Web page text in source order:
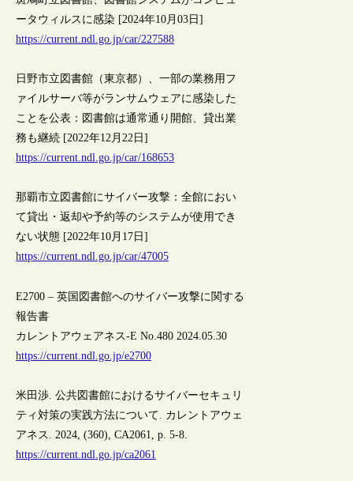
ータウィルスに感染 [2024年10月03日]
https://current.ndl.go.jp/car/227588
日野市立図書館（東京都）、一部の業務用フ
ァイルサーバ等がランサムウェアに感染した
ことを公表：図書館は通常通り開館、貸出業
務も継続 [2022年12月22日]
https://current.ndl.go.jp/car/168653
那覇市立図書館にサイバー攻撃：全館におい
て貸出・返却や予約等のシステムが使用でき
ない状態 [2022年10月17日]
https://current.ndl.go.jp/car/47005
E2700 – 英国図書館へのサイバー攻撃に関する
報告書
カレントアウェアネス-E No.480 2024.05.30
https://current.ndl.go.jp/e2700
米田渉. 公共図書館におけるサイバーセキュリ
ティ対策の実践方法について. カレントアウェ
アネス. 2024, (360), CA2061, p. 5-8.
https://current.ndl.go.jp/ca2061